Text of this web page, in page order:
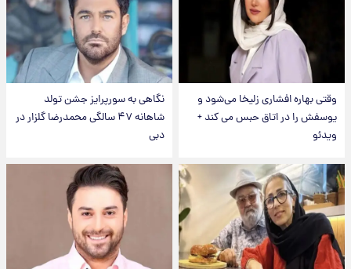
وقتی بهاره افشاری زلیخا می‌شود و
یوسفش را در اتاق حبس می کند +
ویدئو
نگاهی به سورپرایز جشن تولد
شاهانه ۴۷ سالگی محمدرضا گلزار در
دبی